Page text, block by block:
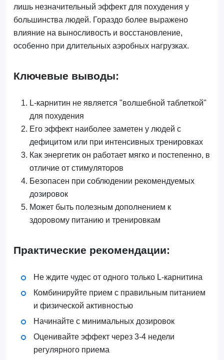
лишь незначительный эффект для похудения у
большинства людей. Гораздо более выражено
влияние на выносливость и восстановление,
особенно при длительных аэробных нагрузках.
Ключевые выводы:
L-карнитин не является "волшебной таблеткой"
для похудения
Его эффект наиболее заметен у людей с
дефицитом или при интенсивных тренировках
Как энергетик он работает мягко и постепенно, в
отличие от стимуляторов
Безопасен при соблюдении рекомендуемых
дозировок
Может быть полезным дополнением к
здоровому питанию и тренировкам
Практические рекомендации:
Не ждите чудес от одного только L-карнитина
Комбинируйте прием с правильным питанием
и физической активностью
Начинайте с минимальных дозировок
Оценивайте эффект через 3-4 недели
регулярного приема